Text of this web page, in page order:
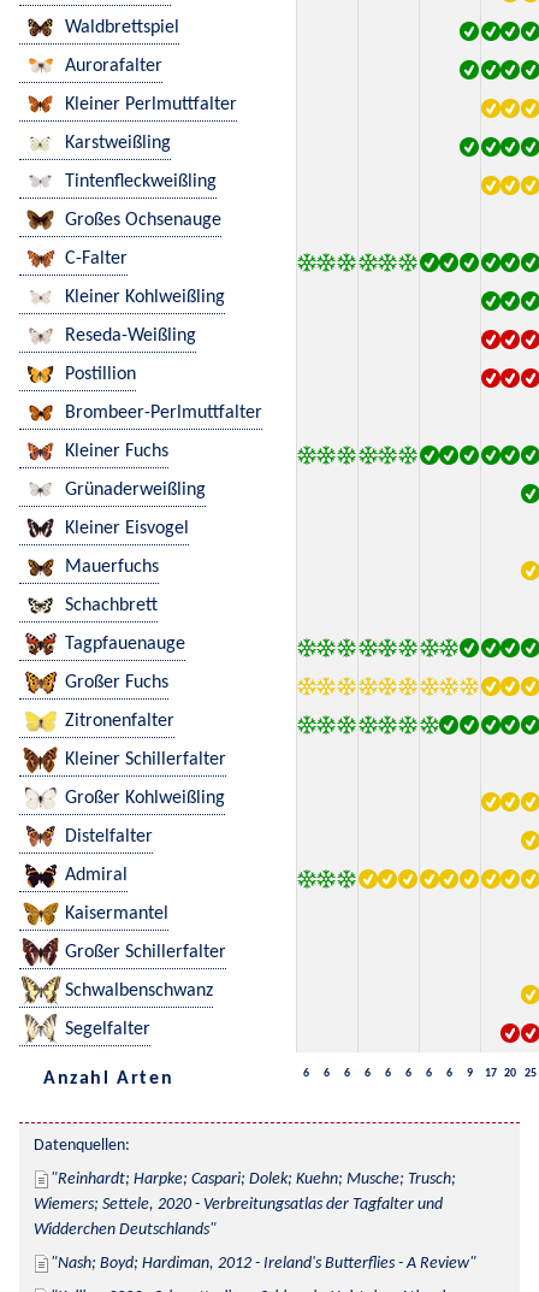
Waldbrettspiel
Aurorafalter
Kleiner Perlmuttfalter
Karstweißling
Tintenfleckweißling
Großes Ochsenauge
C-Falter
Kleiner Kohlweißling
Reseda-Weißling
Postillion
Brombeer-Perlmuttfalter
Kleiner Fuchs
Grünaderweißling
Kleiner Eisvogel
Mauerfuchs
Schachbrett
Tagpfauenauge
Großer Fuchs
Zitronenfalter
Kleiner Schillerfalter
Großer Kohlweißling
Distelfalter
Admiral
Kaisermantel
Großer Schillerfalter
Schwalbenschwanz
Segelfalter
Anzahl Arten 6 6 6 6 6 6 6 6 9 17 20 25
Datenquellen:
Reinhardt; Harpke; Caspari; Dolek; Kuehn; Musche; Trusch;
Wiemers; Settele, 2020 - Verbreitungsatlas der Tagfalter und
Widderchen Deutschlands
Nash; Boyd; Hardiman, 2012 - Ireland's Butterflies - A Review